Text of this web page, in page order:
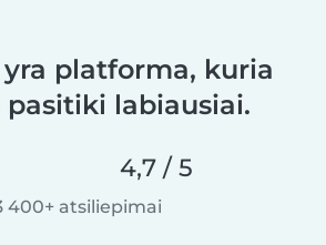
platforma, kuria
pasitiki labiausiai.
4,7 / 5
400+ atsiliepimai